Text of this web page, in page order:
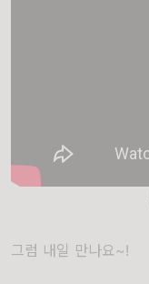
그럼 내일 만나요~!